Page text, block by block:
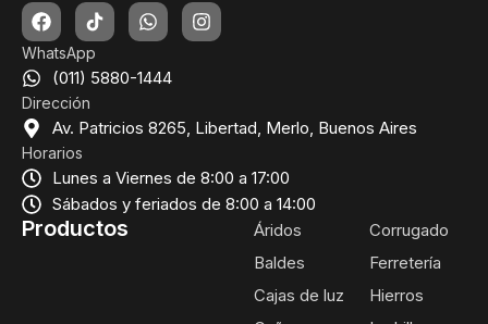
WhatsApp
(011) 5880-1444
Dirección
Av. Patricios 8265, Libertad, Merlo, Buenos Aires
Horarios
Lunes a Viernes de 8:00 a 17:00
Sábados y feriados de 8:00 a 14:00
Productos
Áridos
Baldes
Cajas de luz
Corrugado
Ferretería
Hierros